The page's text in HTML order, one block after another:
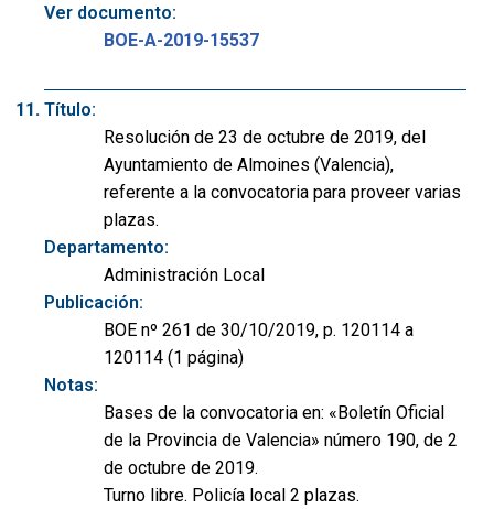
Ver documento:
BOE-A-2019-15537
Título:
Resolución de 23 de octubre de 2019, del
Ayuntamiento de Almoines (Valencia),
referente a la convocatoria para proveer varias
plazas.
Departamento:
Administración Local
Publicación:
BOE nº 261 de 30/10/2019, p. 120114 a
120114 (1 página)
Notas:
Bases de la convocatoria en: «Boletín Oficial
de la Provincia de Valencia» número 190, de 2
de octubre de 2019.
Turno libre. Policía local 2 plazas.